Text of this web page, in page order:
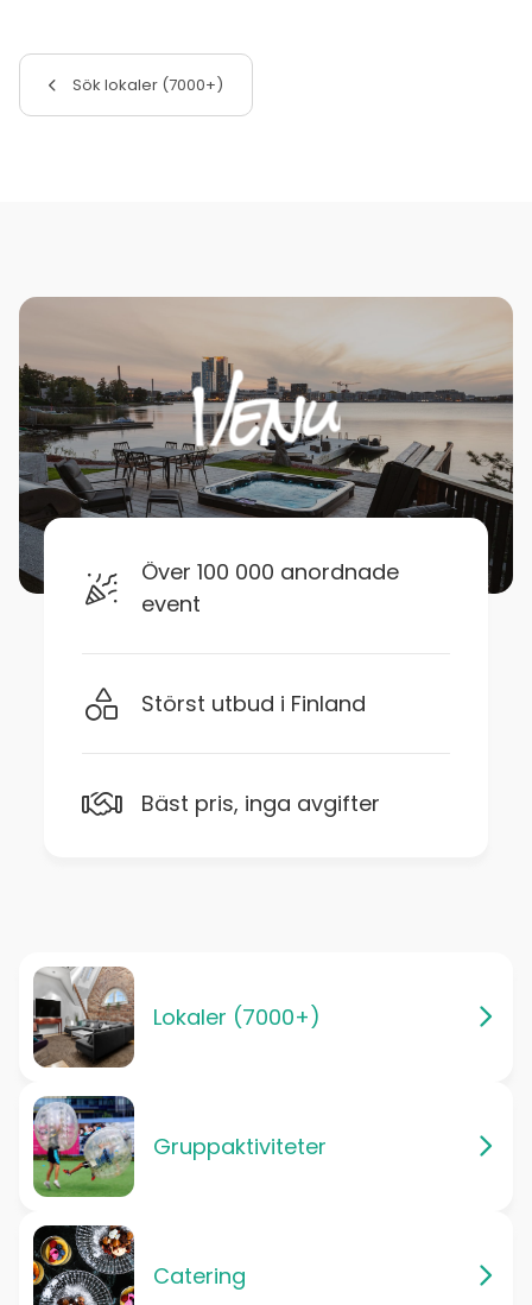
Sök lokaler (7000+)
Över 100 000 anordnade
event
Störst utbud i Finland
Bäst pris, inga avgifter
Lokaler (7000+)
Gruppaktiviteter
Catering